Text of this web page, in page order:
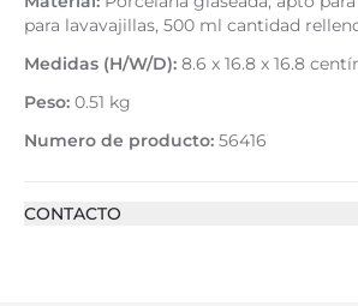
para lavavajillas, 500 ml cantidad
Medidas (H/W/D): 8.6 x 16.8 x 16.8
Peso: 0.51 kg
Numero de producto: 56416
CONTACTO